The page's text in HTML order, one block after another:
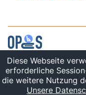
Contact
Imprint
Sitelinks
Diese Webseite
erforderliche
die weitere Nutzung
Unsere